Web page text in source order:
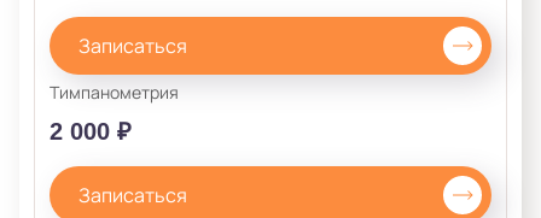
Записаться
Тимпанометрия
2 000 ₽
Записаться